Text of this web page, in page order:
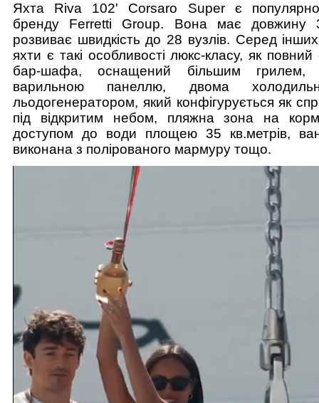
Яхта Riva 102' Corsaro Super є
бренду Ferretti Group. Вона має довжину
розвиває швидкість до 28 вузлів. Серед
яхти є такі особливості люкс-класу, як повний
бар-шафа, оснащений більшим грилем,
варильною панеллю, двома
льодогенератором, який конфігурується як
під відкритим небом, пляжна зона на
доступом до води площею 35 кв.метрів,
виконана з полірованого мармуру тощо.